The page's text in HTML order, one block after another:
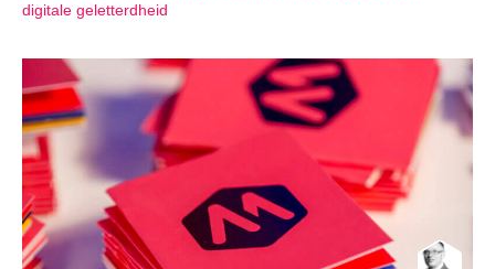
digitale geletterdheid